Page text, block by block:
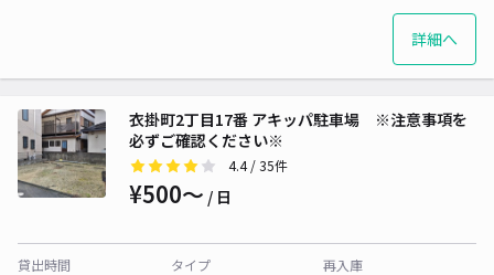
詳細へ
衣掛町2丁目17番 アキッパ駐車場 ※注意事項を
必ずご確認ください※
4.4/ 35件
¥500〜 / 日
貸出時間
タイプ
再入庫